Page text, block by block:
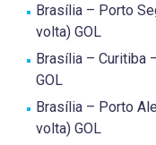
Brasília – Porto
volta) GOL
Brasília – Curitiba
GOL
Brasília – Porto
volta) GOL